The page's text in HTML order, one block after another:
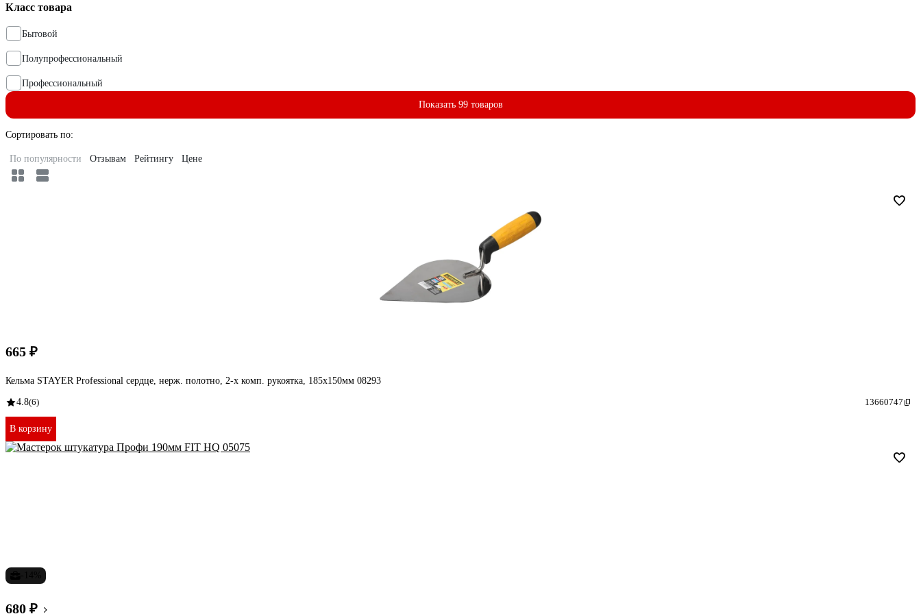
Класс товара
Бытовой
Полупрофессиональный
Профессиональный
Показать 99 товаров
Сортировать по:
По популярности Отзывам Рейтингу Цене
665 ₽
Кельма STAYER Professional сердце, нерж. полотно, 2-х комп. рукоятка, 185x150мм 08293
4.8(6) 13660747
В корзину
680 ₽